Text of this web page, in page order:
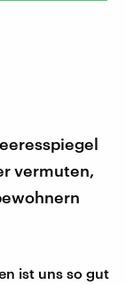
vermuten,
ist uns so gut